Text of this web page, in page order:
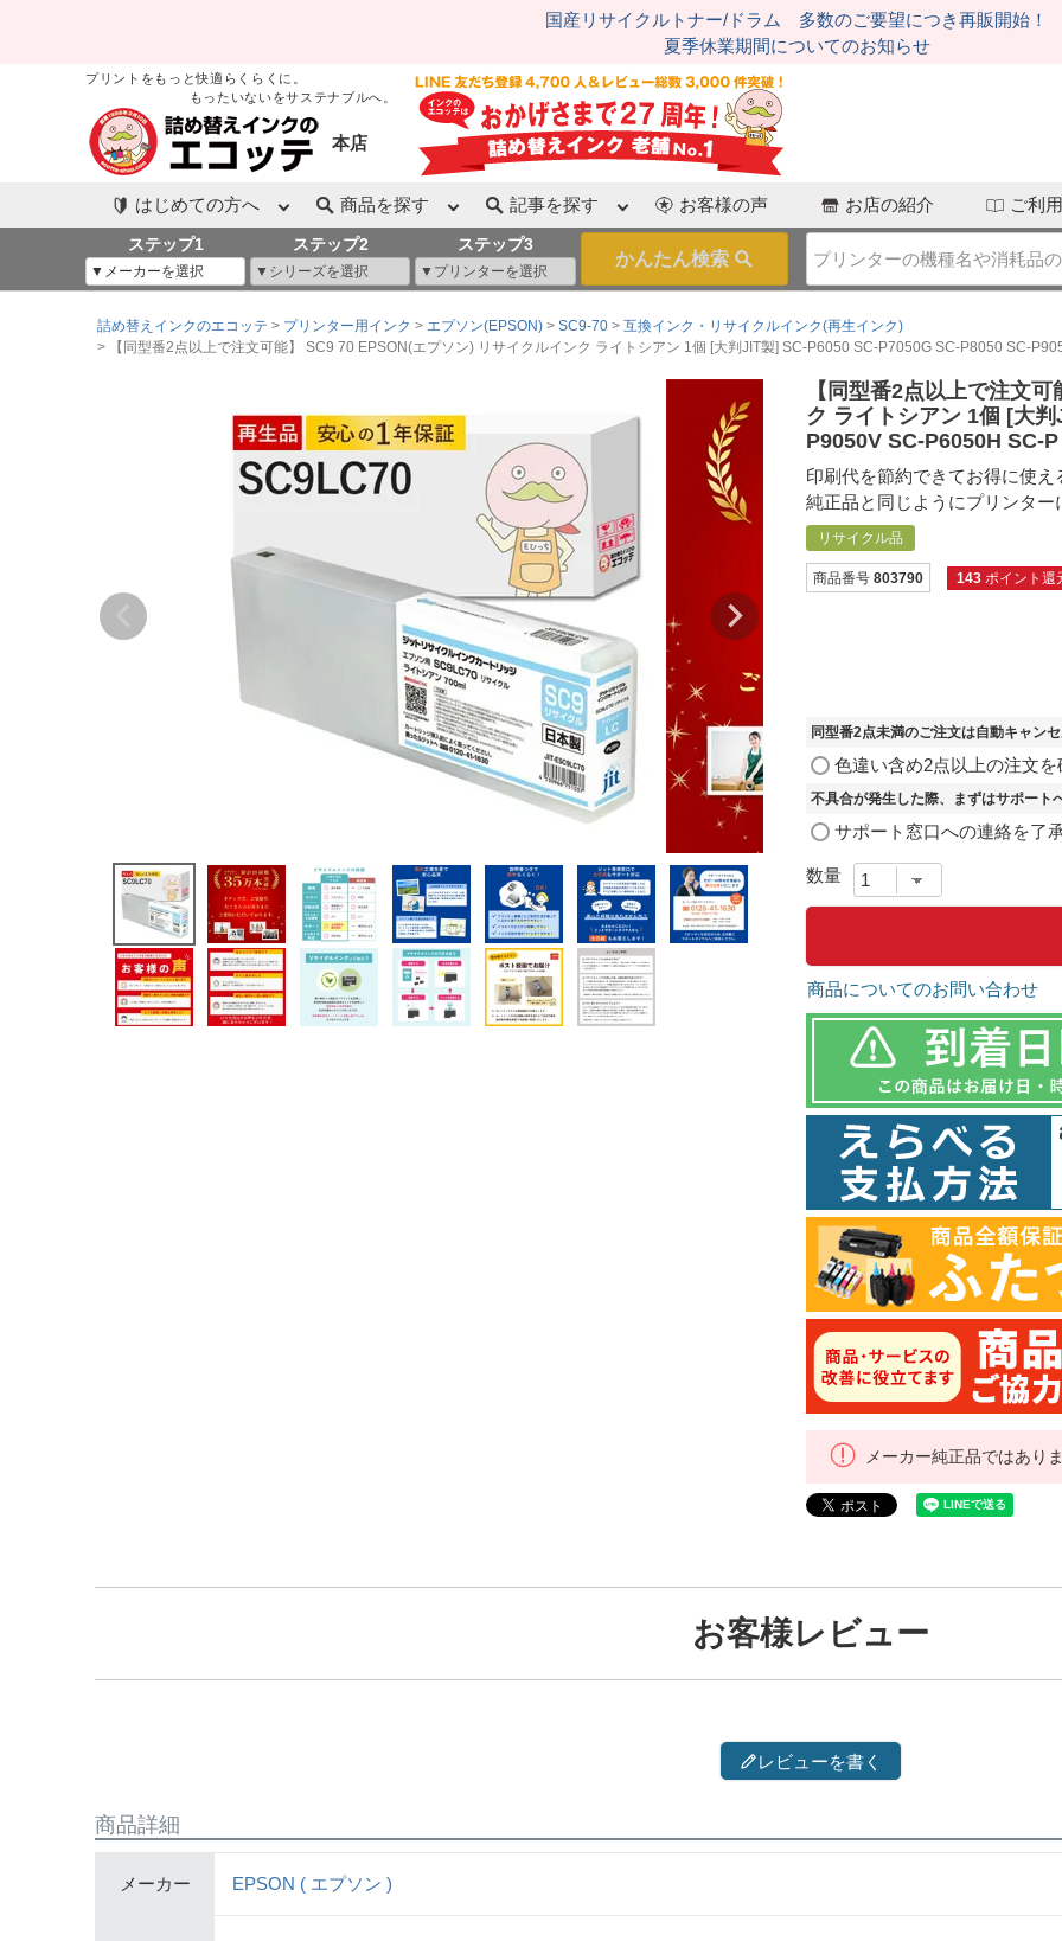
国産リサイクルトナー/ドラム 多数のご要望につき再販開始！
夏季休業期間についてのお知らせ
プリントをもっと快適らくらくに。
もったいないをサステナブルへ。
本店
はじめての方へ 商品を探す 記事を探す お客様の声 お店の紹介 ご利
ステップ1 ステップ2 ステップ3
詰め替えインクのエコッテ プリンター用インク エプソン(EPSON) SC9-70
互換インク・リサイクルインク(再生インク)
【同型番2点以上で注文可能】 SC9 70 EPSON(エプソン) リサイクルインク ライトシアン 1個 [大判JIT製] SC-P6050 SC-P7050G SC-P8050 SC-
【同型番2点以上で注文
ク ライトシアン 1個 [大
P9050V SC-P6050H SC-P
印刷代を節約できてお得に使え
純正品と同じようにプリンター
リサイクル品
商品番号 803790 143 ポイント還
同型番2点未満のご注文は自動キャン
色違い含め2点以上の注文を
不具合が発生した際、まずはサポート
サポート窓口への連絡を了
商品についてのお問い合わせ
メーカー純正品ではあり
お客様レビュー
レビューを書く
商品詳細
メーカー EPSON ( エプソン )